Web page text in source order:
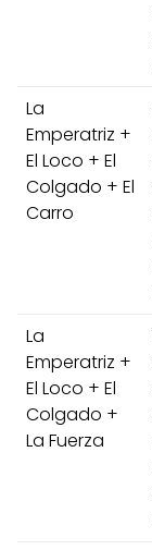
La
Emperatriz +
El Loco + El
Colgado + El
Carro
La
Emperatriz +
El Loco + El
Colgado +
La Fuerza